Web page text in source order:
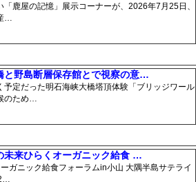
鹿屋の記憶」展示コーナーが、2026年7月25日、
…
と野島断層保存館とで視察の意…
定だった明石海峡大橋塔頂体験「ブリッジワール
のため…
未来ひらくオーガニック給食 …
ガニック給食フォーラムin小山 大隅半島サテライ